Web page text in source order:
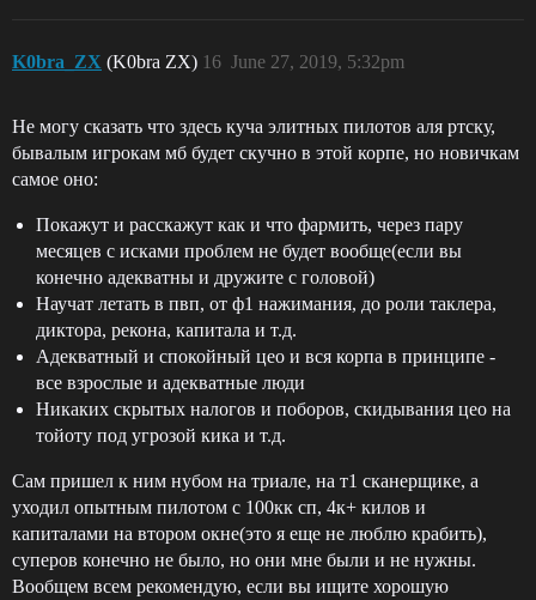
K0bra_ZX (K0bra ZX) June 27, 2019, 5:32pm
16
Не могу сказать что здесь куча элитных пилотов аля ртску,
бывалым игрокам мб будет скучно в этой корпе, но новичкам
самое оно:
Покажут и расскажут как и что фармить, через пару
месяцев с исками проблем не будет вообще(если вы
конечно адекватны и дружите с головой)
Научат летать в пвп, от ф1 нажимания, до роли таклера,
диктора, рекона, капитала и т.д.
Адекватный и спокойный цео и вся корпа в принципе -
все взрослые и адекватные люди
Никаких скрытых налогов и поборов, скидывания цео на
тойоту под угрозой кика и т.д.
Сам пришел к ним нубом на триале, на т1 сканерщике, а
уходил опытным пилотом с 100кк сп, 4к+ килов и
капиталами на втором окне(это я еще не люблю крабить),
суперов конечно не было, но они мне были и не нужны.
Вообщем всем рекомендую, если вы ищите хорошую